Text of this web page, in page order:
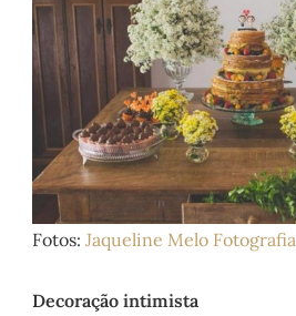
Fotos: Jaqueline Melo Fotografia
Decoração intimista